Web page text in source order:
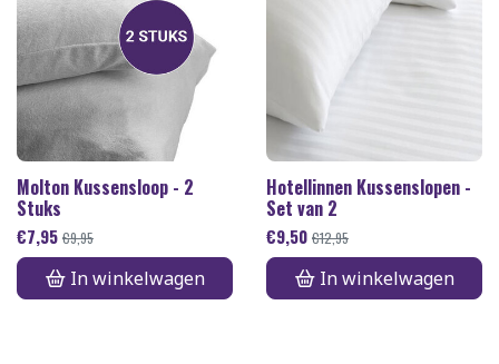
Molton Kussensloop - 2
Stuks
€7,95 €9,95
In winkelwagen
Hotellinnen Kussenslopen -
Set van 2
€9,50 €12,95
In winkelwagen